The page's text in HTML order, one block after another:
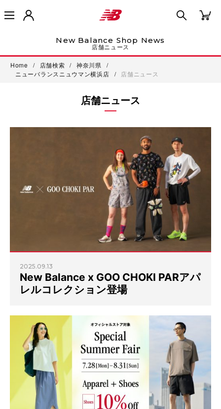
New Balance Shop News
店舗ニュース
Home / 店舗検索 / 神奈川県
/
ニューバランスニュウマン横浜店
/ 店舗ニュース
店舗ニュース
2025.09.13
New Balance x GOO CHOKI PARアパ
レルコレクション登場